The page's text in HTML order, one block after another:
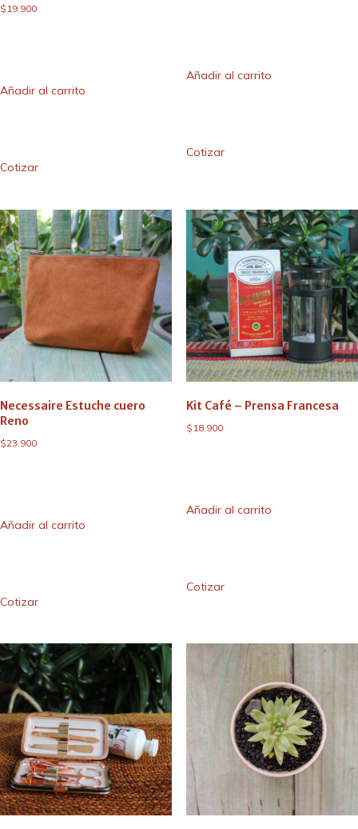
$ 19.900
Añadir al carrito
Cotizar
Añadir al carrito
Cotizar
Necessaire Estuche cuero
Reno
$23.900
Añadir al carrito
Cotizar
Kit Café – Prensa Francesa
$ 18.900
Añadir al carrito
Cotizar